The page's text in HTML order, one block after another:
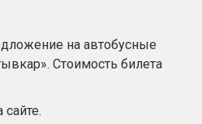
на автобусные
Стоимость билета